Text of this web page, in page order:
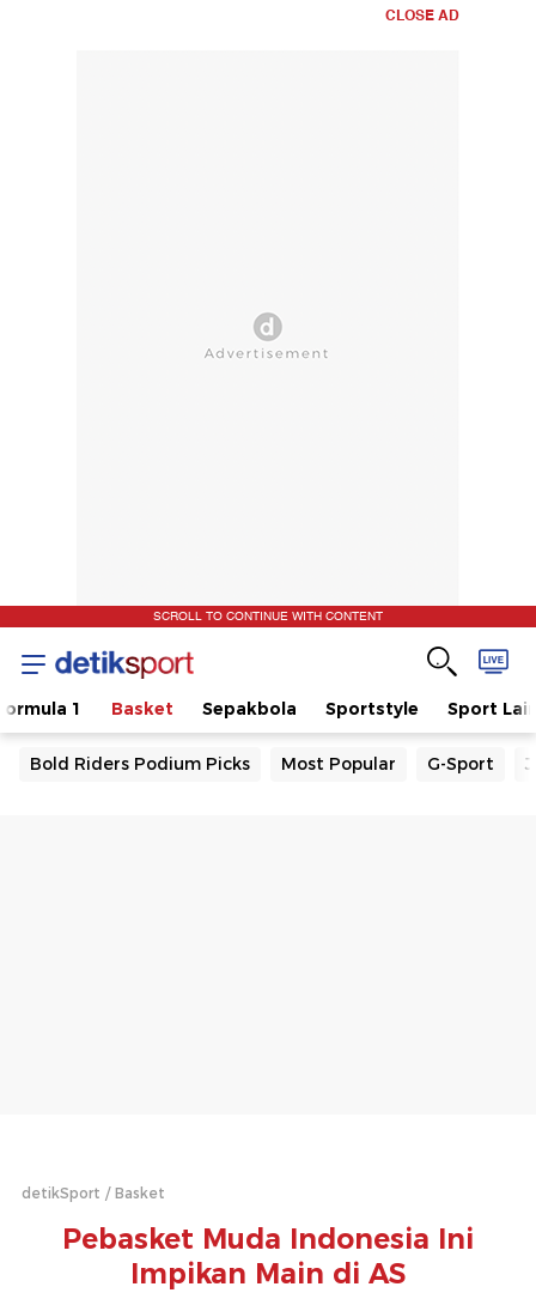
CLOSE AD
SCROLL TO CONTINUE WITH CONTENT
1 Basket Sepakbola Sportstyle Sport
Bold Riders Podium Picks Most Popular G-Sport
detikSport Basket
Pebasket Muda Indonesia Ini
Impikan Main di AS